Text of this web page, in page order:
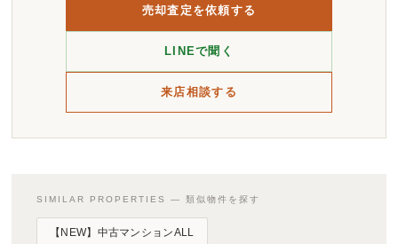
売却査定を依頼する
LINEで聞く
来店相談する
SIMILAR PROPERTIES — 類似物件を探す
【NEW】中古マンションALL